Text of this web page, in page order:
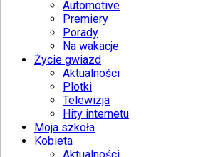
Automotive
Premiery
Porady
Na wakacje
Życie gwiazd
Aktualności
Plotki
Telewizja
Hity internetu
Moja szkoła
Kobieta